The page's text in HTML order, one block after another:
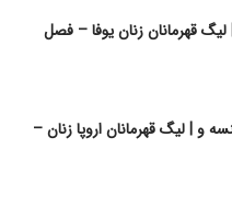
قهرمانان زنان یوفا – فصل
و | لیگ قهرمانان اروپا زنان –